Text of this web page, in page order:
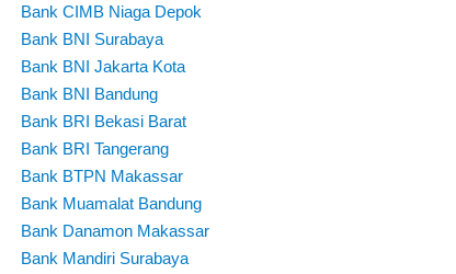
Bank CIMB Niaga Depok
Bank BNI Surabaya
Bank BNI Jakarta Kota
Bank BNI Bandung
Bank BRI Bekasi Barat
Bank BRI Tangerang
Bank BTPN Makassar
Bank Muamalat Bandung
Bank Danamon Makassar
Bank Mandiri Surabaya